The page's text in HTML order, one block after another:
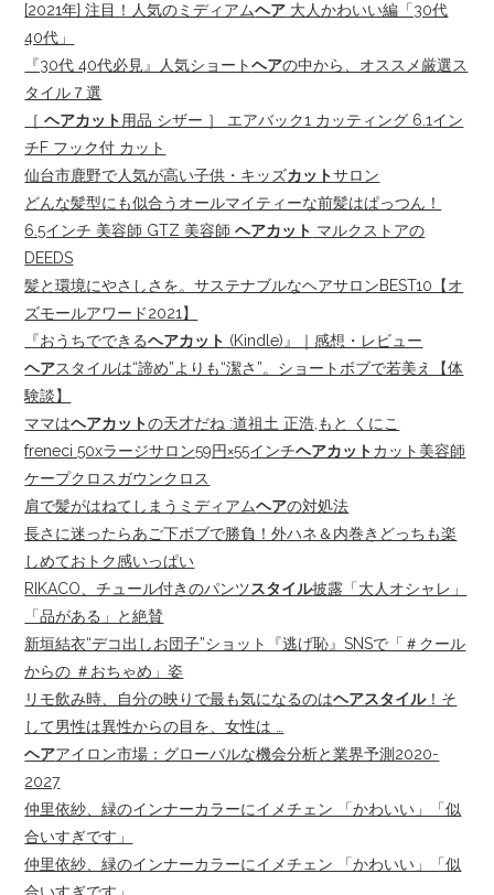
[2021年} 注目！人気のミディアムヘア 大人かわいい編「30代
40代」
『30代 40代必見』人気ショートヘアの中から、オススメ厳選ス
タイル７選
［ヘアカット 用品 シザー ］ エアバック1 カッティング 6.1イン
チF フック付 カット
仙台市鹿野で人気が高い子供・キッズカットサロン
どんな髪型にも似合うオールマイティーな前髪はぱっつん！
6.5インチ 美容師 GTZ 美容師ヘアカット マルクストアの
DEEDS
髪と環境にやさしさを。サステナブルなヘアサロンBEST10【オ
ズモールアワード2021】
『おうちでできるヘアカット (Kindle)』｜感想・レビュー
ヘアスタイルは“諦め”よりも“潔さ”。ショートボブで若美え【体
験談】
ママはヘアカットの天才だね :道祖土 正浩,もと くにこ
freneci 50xラージサロン59円×55インチヘアカットカット美容師
ケープクロスガウンクロス
肩で髪がはねてしまうミディアムヘアの対処法
長さに迷ったらあご下ボブで勝負！外ハネ＆内巻きどっちも楽
しめておトク感いっぱい
RIKACO、チュール付きのパンツスタイル披露「大人オシャレ」
「品がある」と絶賛
新垣結衣“デコ出しお団子”ショット『逃げ恥』SNSで「＃クール
からの ＃おちゃめ」姿
リモ飲み時、自分の映りで最も気になるのはヘアスタイル！そ
して男性は異性からの目を、女性は …
ヘアアイロン市場：グローバルな機会分析と業界予測2020-
2027
仲里依紗、緑のインナーカラーにイメチェン 「かわいい」「似
合いすぎです」
仲里依紗、緑のインナーカラーにイメチェン 「かわいい」「似